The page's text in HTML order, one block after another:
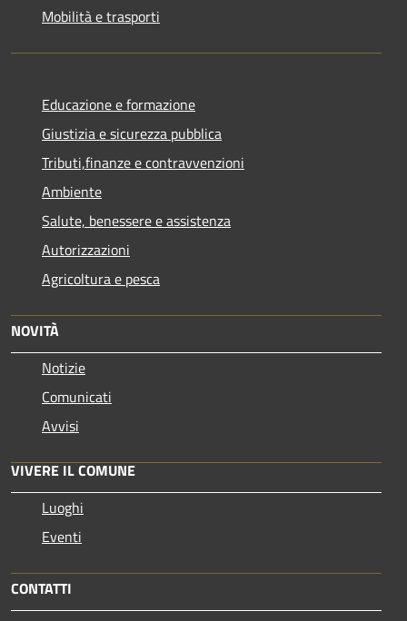
Mobilità e trasporti
Educazione e formazione
Giustizia e sicurezza pubblica
Tributi,finanze e contravvenzioni
Ambiente
Salute, benessere e assistenza
Autorizzazioni
Agricoltura e pesca
NOVITÀ
Notizie
Comunicati
Avvisi
VIVERE IL COMUNE
Luoghi
Eventi
CONTATTI